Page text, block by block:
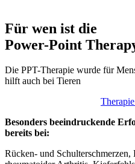
Für wen ist die
Power-Point
Die PPT-Therapie wurde für
hilft auch bei Tieren
Besonders beeindruckende
bereits bei:
Rücken- und Schulterschmerzen,